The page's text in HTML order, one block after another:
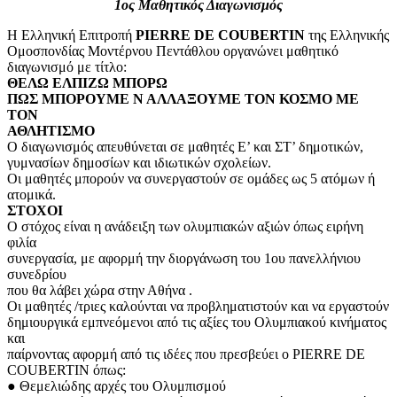
1ος Μαθητικός Διαγωνισμός
Η Ελληνική Επιτροπή PIERRE DE COUBERTIN της Ελληνικής
Ομοσπονδίας Μοντέρνου Πεντάθλου οργανώνει μαθητικό
διαγωνισμό με τίτλο:
ΘΕΛΩ ΕΛΠΙΖΩ ΜΠΟΡΩ
ΠΩΣ ΜΠΟΡΟΥΜΕ Ν ΑΛΛΑΞΟΥΜΕ ΤΟΝ ΚΟΣΜΟ ΜΕ
ΤΟΝ
ΑΘΛΗΤΙΣΜΟ
Ο διαγωνισμός απευθύνεται σε μαθητές E’ και ΣΤ’ δημοτικών,
γυμνασίων δημοσίων και ιδιωτικών σχολείων.
Οι μαθητές μπορούν να συνεργαστούν σε ομάδες ως 5 ατόμων ή
ατομικά.
ΣΤΟΧΟΙ
Ο στόχος είναι η ανάδειξη των ολυμπιακών αξιών όπως ειρήνη
φιλία
συνεργασία, με αφορμή την διοργάνωση του 1ου πανελλήνιου
συνεδρίου
που θα λάβει χώρα στην Αθήνα .
Οι μαθητές /τριες καλούνται να προβληματιστούν και να εργαστούν
δημιουργικά εμπνεόμενοι από τις αξίες του Ολυμπιακού κινήματος
και
παίρνοντας αφορμή από τις ιδέες που πρεσβεύει ο PIERRE DE
COUBERTIN όπως:
● Θεμελιώδης αρχές του Ολυμπισμού